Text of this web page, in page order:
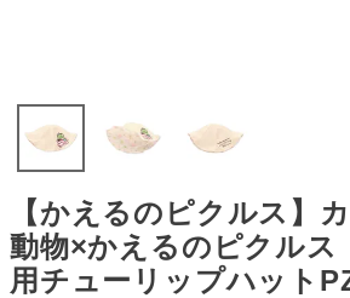
【かえるのピクルス】
動物×かえるのピクルス
用チューリップハット